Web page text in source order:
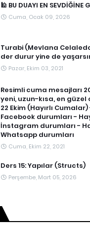
🕌 BU DUAYI EN SEVDİĞİNE
Cuma, Ocak 09, 2026
Turabi (Mevlana
der durur yine de
Pazar, Ekim 03, 2021
Resimli cuma mesajları
yeni, uzun-kısa, en
22 Ekim (Hayırlı
Facebook durumları -
İnstagram durumları -
Whatsapp durumları
Cuma, Ekim 22, 2021
Ders 15: Yapılar (Structs)
Perşembe, Mart 05, 2026